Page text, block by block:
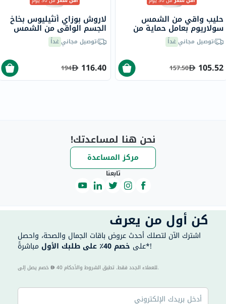
حليب واقي من الشمس
سولاريوم بعامل حماية من
الشمس 50+ للوجه والجسم
للبشرة الحساسة 150 مل
توصيل مجانيغداً
105.52
157.50
لاروش بوزاي أنثيليوس بخاخ
الجسم الواقي من الشمس
غير المرئي بعامل حماية
SPF50+ سعة 200 ملتوصيل مجانيغداً
116.40
194
نحن هنا لمساعدتك!
مركز المساعدة
تابعنا
كن أول من يعرف
اشترك الآن لتصلك أحدث عروض باقات الجمال والصحة، واحصل
على خصم 40٪ على طلبك الأول مباشرةً*!
40 للعملاء الجدد فقط. تطبق الشروط والأحكام.